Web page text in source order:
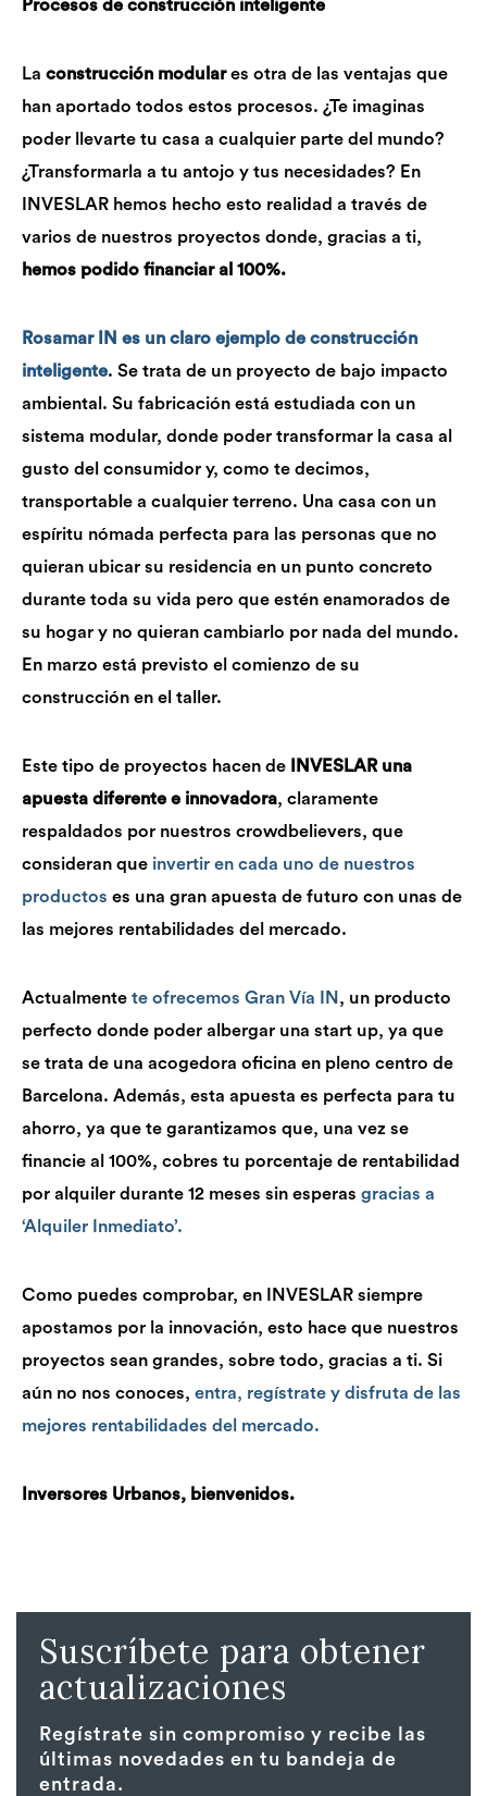
Procesos de construcción inteligente
La construcción modulares otra de las ventajas que
han aportado todos estos procesos. ¿Te imaginas
poder llevarte tu casa a cualquier parte del mundo?
¿Transformarla a tu antojo y tus necesidades? En
INVESLAR hemos hecho esto realidad a través de
varios de nuestros proyectos donde, gracias a ti,
hemos podido financiar al 100%.
Rosamar IN es un claro ejemplo de construcción
inteligente. Se trata de un proyecto de bajo impacto
ambiental. Su fabricación está estudiada con un
sistema modular, donde poder transformar la casa al
gusto del consumidor y, como te decimos,
transportable a cualquier terreno. Una casa con un
espíritu nómada perfecta para las personas que no
quieran ubicar su residencia en un punto concreto
durante toda su vida pero que estén enamorados de
su hogar y no quieran cambiarlo por nada del mundo.
En marzo está previsto el comienzo de su
construcción en el taller.
Este tipo de proyectos hacen de
INVESLAR una
apuesta diferente e innovadora, claramente
respaldados por nuestros crowdbelievers, que
consideran que invertir en cada uno de nuestros
productos es una gran apuesta de futuro con unas de
las mejores rentabilidades del mercado.
Actualmente te ofrecemos Gran Vía IN , un producto
perfecto donde poder albergar una start up, ya que
se trata de una acogedora oficina en pleno centro de
Barcelona. Además, esta apuesta es perfecta para tu
ahorro, ya que te garantizamos que, una vez se
financie al 100%, cobres tu porcentaje de rentabilidad
por alquiler durante 12 meses sin esperas gracias a
‘Alquiler Inmediato’.
Como puedes comprobar, en INVESLAR siempre
apostamos por la innovación, esto hace que nuestros
proyectos sean grandes, sobre todo, gracias a ti. Si
aún no nos conoces, entra, regístrate y disfruta de las
mejores rentabilidades del mercado.
Inversores Urbanos, bienvenidos.
Suscríbete para obtener
actualizaciones
Regístrate sin compromiso y recibe las
últimas novedades en tu bandeja de
entrada.